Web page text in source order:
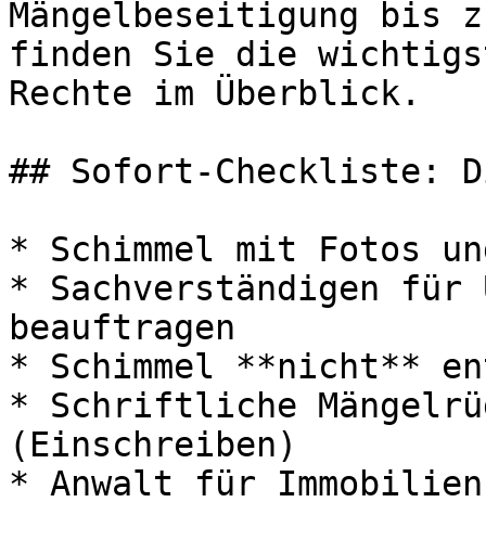
Mängelbeseitigung bis
finden Sie die
Rechte im Überblick.
## Sofort-Checkliste:
* Schimmel mit Fotos
* Sachverständigen für
beauftragen
* Schimmel **nicht**
* Schriftliche
(Einschreiben)
* Anwalt für